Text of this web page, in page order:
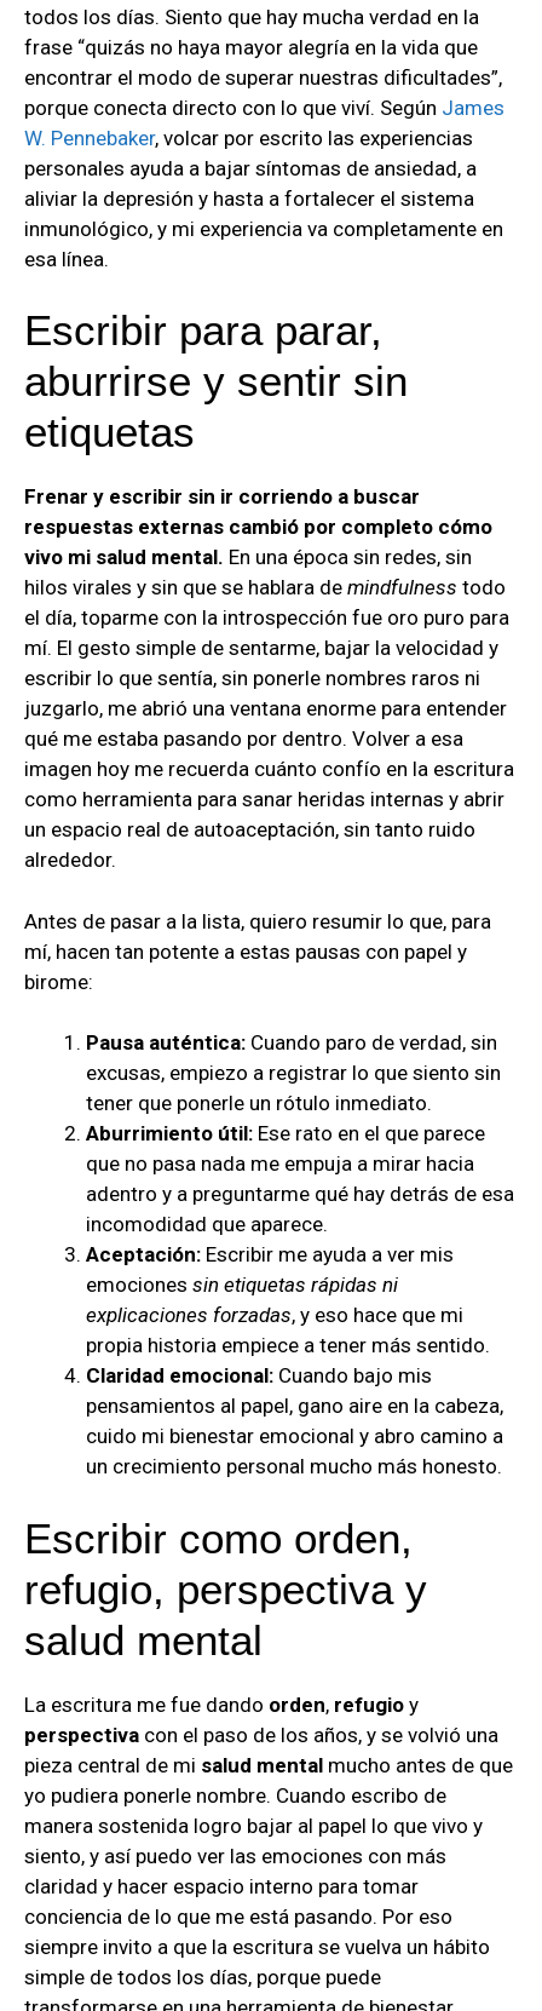
todos los días. Siento que hay mucha verdad en la
frase “quizás no haya mayor alegría en la vida que
encontrar el modo de superar nuestras dificultades”,
porque conecta directo con lo que viví. Según James
W. Pennebaker, volcar por escrito las experiencias
personales ayuda a bajar síntomas de ansiedad, a
aliviar la depresión y hasta a fortalecer el sistema
inmunológico, y mi experiencia va completamente en
esa línea.
Escribir para parar,
aburrirse y sentir sin
etiquetas
Frenar y escribir sin ir corriendo a buscar
respuestas externas cambió por completo cómo
vivo mi salud mental. En una época sin redes, sin
hilos virales y sin que se hablara de mindfulness todo
el día, toparme con la introspección fue oro puro para
mí. El gesto simple de sentarme, bajar la velocidad y
escribir lo que sentía, sin ponerle nombres raros ni
juzgarlo, me abrió una ventana enorme para entender
qué me estaba pasando por dentro. Volver a esa
imagen hoy me recuerda cuánto confío en la escritura
como herramienta para sanar heridas internas y abrir
un espacio real de autoaceptación, sin tanto ruido
alrededor.
Antes de pasar a la lista, quiero resumir lo que, para
mí, hacen tan potente a estas pausas con papel y
birome:
Pausa auténtica: Cuando paro de verdad, sin
excusas, empiezo a registrar lo que siento sin
tener que ponerle un rótulo inmediato.
Aburrimiento útil: Ese rato en el que parece
que no pasa nada me empuja a mirar hacia
adentro y a preguntarme qué hay detrás de esa
incomodidad que aparece.
Aceptación: Escribir me ayuda a ver mis
emociones sin etiquetas rápidas ni
explicaciones forzadas, y eso hace que mi
propia historia empiece a tener más sentido.
Claridad emocional: Cuando bajo mis
pensamientos al papel, gano aire en la cabeza,
cuido mi bienestar emocional y abro camino a
un crecimiento personal mucho más honesto.
Escribir como orden,
refugio, perspectiva y
salud mental
La escritura me fue dando orden, refugio y
perspectiva con el paso de los años, y se volvió una
pieza central de mi salud mental mucho antes de que
yo pudiera ponerle nombre. Cuando escribo de
manera sostenida logro bajar al papel lo que vivo y
siento, y así puedo ver las emociones con más
claridad y hacer espacio interno para tomar
conciencia de lo que me está pasando. Por eso
siempre invito a que la escritura se vuelva un hábito
simple de todos los días, porque puede